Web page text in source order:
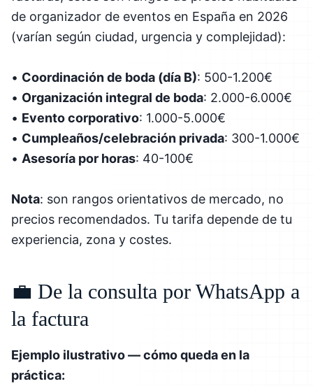
de organizador de eventos en España en 2026
(varían según ciudad, urgencia y complejidad):
• Coordinación de boda (día B): 500-1.200€
• Organización integral de boda: 2.000-6.000€
• Evento corporativo: 1.000-5.000€
• Cumpleaños/celebración privada: 300-1.000€
• Asesoría por horas: 40-100€
Nota: son rangos orientativos de mercado, no
precios recomendados. Tu tarifa depende de tu
experiencia, zona y costes.
💼 De la consulta por WhatsApp a
la factura
Ejemplo ilustrativo — cómo queda en la
práctica: